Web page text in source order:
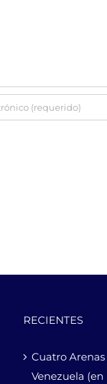
RECIENTES
Cuatro
Venezuela